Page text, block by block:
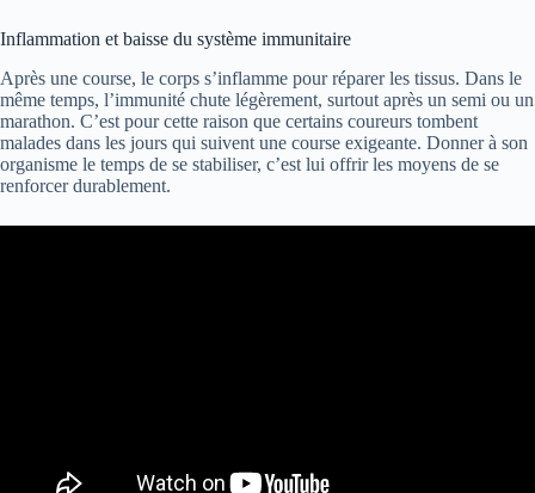
Inflammation et baisse du système immunitaire
Après une course, le corps s’inflamme pour réparer les tissus. Dans le
même temps, l’immunité chute légèrement, surtout après un semi ou un
marathon. C’est pour cette raison que certains coureurs tombent
malades dans les jours qui suivent une course exigeante. Donner à son
organisme le temps de se stabiliser, c’est lui offrir les moyens de se
renforcer durablement.